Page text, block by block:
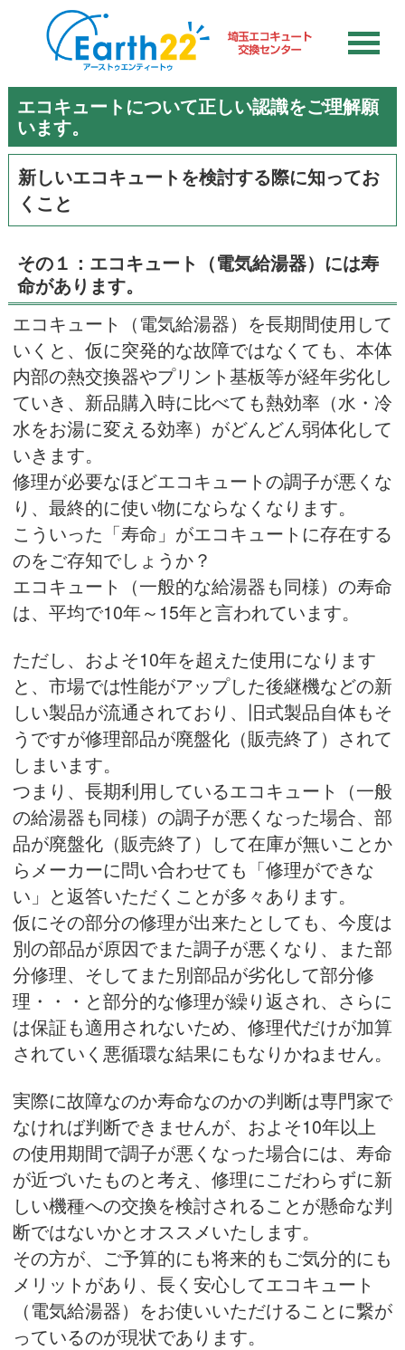
エコキュートについて正しい認識をご理解願
います。
新しいエコキュートを検討する際に知ってお
くこと
その１：エコキュート（電気給湯器）には寿
命があります。
エコキュート（電気給湯器）を長期間使用して
いくと、仮に突発的な故障ではなくても、本体
内部の熱交換器やプリント基板等が経年劣化し
ていき、新品購入時に比べても熱効率（水・冷
水をお湯に変える効率）がどんどん弱体化して
いきます。
修理が必要なほどエコキュートの調子が悪くな
り、最終的に使い物にならなくなります。
こういった「寿命」がエコキュートに存在する
のをご存知でしょうか？
エコキュート（一般的な給湯器も同様）の寿命
は、平均で10年～15年と言われています。
ただし、およそ10年を超えた使用になります
と、市場では性能がアップした後継機などの新
しい製品が流通されており、旧式製品自体もそ
うですが修理部品が廃盤化（販売終了）されて
しまいます。
つまり、長期利用しているエコキュート（一般
の給湯器も同様）の調子が悪くなった場合、部
品が廃盤化（販売終了）して在庫が無いことか
らメーカーに問い合わせても「修理ができな
い」と返答いただくことが多々あります。
仮にその部分の修理が出来たとしても、今度は
別の部品が原因でまた調子が悪くなり、また部
分修理、そしてまた別部品が劣化して部分修
理・・・と部分的な修理が繰り返され、さらに
は保証も適用されないため、修理代だけが加算
されていく悪循環な結果にもなりかねません。
実際に故障なのか寿命なのかの判断は専門家で
なければ判断できませんが、およそ10年以上
の使用期間で調子が悪くなった場合には、寿命
が近づいたものと考え、修理にこだわらずに新
しい機種への交換を検討されることが懸命な判
断ではないかとオススメいたします。
その方が、ご予算的にも将来的もご気分的にも
メリットがあり、長く安心してエコキュート
（電気給湯器）をお使いいただけることに繋が
っているのが現状であります。